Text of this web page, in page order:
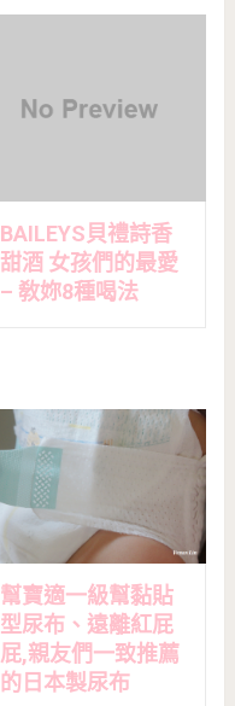
BAILEYS貝禮詩香
甜酒 女孩們的最愛
– 敎妳8種喝法
幫寶適一級幫黏貼
型尿布、遠離紅屁
屁,親友們一致推薦
的日本製尿布